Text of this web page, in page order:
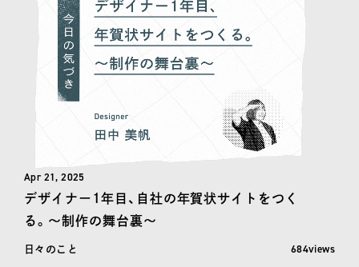
Apr 21, 2025
デザイナー1年目、自社の年賀状サイトをつく
る。〜制作の舞台裏〜
日々のこと 閲覧数: 684
684views